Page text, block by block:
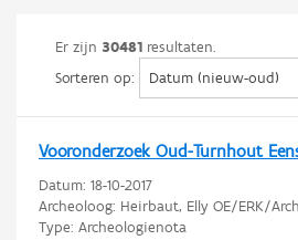
Nota'sEr zijn 30481 resultaten.
Sorteren op:
Vooronderzoek Oud-Turnhout
Datum: 18-10-2017
Archeoloog: Heirbaut, Elly OE/ERK/
Type: Archeologienota